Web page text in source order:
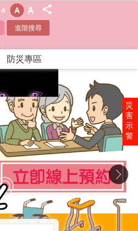
災
害
示
警
進階搜尋
防災專區